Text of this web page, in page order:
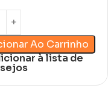
Ao Carrinho
à lista de